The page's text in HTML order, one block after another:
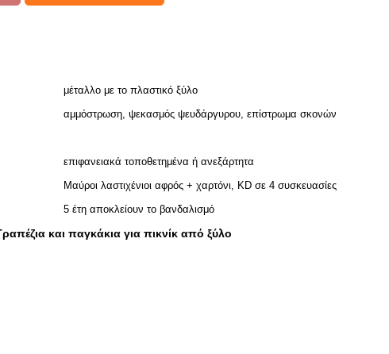
μέταλλο με το πλαστικό ξύλο
αμμόστρωση, ψεκασμός ψευδάργυρου, επίστρωμα σκονών
επιφανειακά τοποθετημένα ή ανεξάρτητα
Μαύροι λαστιχένιοι αφρός + χαρτόνι, KD σε 4 συσκευασίες
5 έτη αποκλείουν το βανδαλισμό
και παγκάκια για πικνίκ από ξύλο